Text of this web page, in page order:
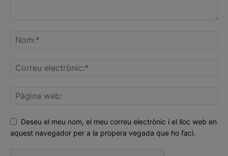
Deseu el meu nom, el meu correu electrònic i el lloc web en
aquest navegador per a la propera vegada que ho faci.